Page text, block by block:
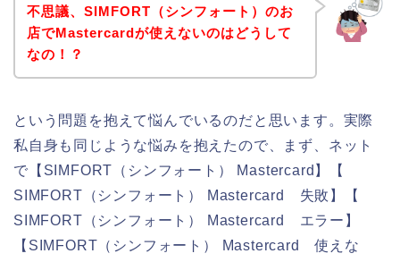
不思議、SIMFORT（シンフォート）のお
店でMastercardが使えないのはどうして
なの！？
という問題を抱えて悩んでいるのだと思います。実際
私自身も同じような悩みを抱えたので、まず、ネット
で【SIMFORT（シンフォート） Mastercard】【
SIMFORT（シンフォート） Mastercard 失敗】【
SIMFORT（シンフォート） Mastercard エラー】
【SIMFORT（シンフォート） Mastercard 使えな